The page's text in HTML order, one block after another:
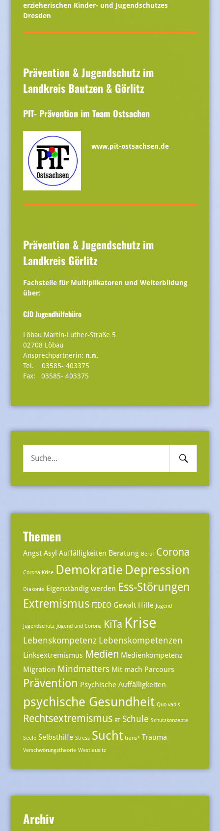
erzieherischen Kinder- und Jugendschutzes
Dresden
Prävention & Jugendschutz im
Landkreis Bautzen & Görlitz
PIT- Prävention im Team Ostsachen
www.pit-ostsachsen.de
Prävention & Jugendschutz im
Landkreis Görlitz
Fachstelle für Multiplikatoren und Weiterbildung
über:
CJD Jugendhilfebüro
Löbau Martin-Luther-Straße 5
02708 Löbau
Ansprechpartnerin: n.n.
Tel. 03585- 403375
Fax: 03585- 403375
Suche
Search
Submit
Themen
Angst Asyl Auffälligkeiten Beratung Beruf Corona
Corona Krise Demokratie Depression
Diakonie Eigenständig werden Ess-Störungen
Extremismus FIDEO Gewalt Hilfe Jugend
Jugendschutz Jugend und Corona KiTa Krise
Lebenskompetenz Lebenskompetenzen
Linksextremismus Medien Medienkompetenz
Migration Mindmatters Mit mach Parcours
Prävention Psychische Auffälligkeiten
psychische Gesundheit Quo vadis
Rechtsextremismus RT Schule Schutzkonzepte
Seele Selbsthilfe Stress Sucht trans* Trauma
Verschwörungstheorie Westlausitz
Archiv